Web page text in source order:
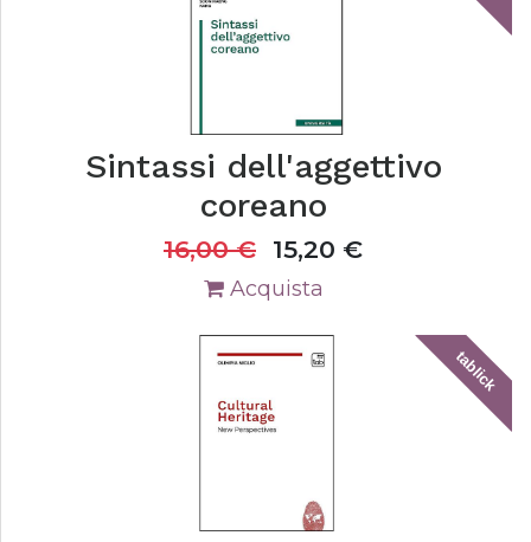
Sintassi dell'aggettivo
coreano
16,00€ 15,20 €
Acquista
tablick